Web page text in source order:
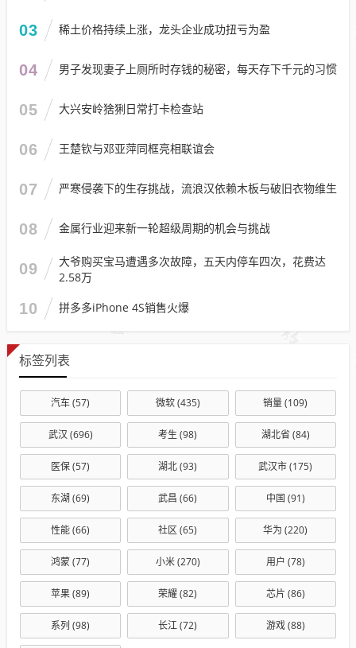
03 稀土价格持续上涨，龙头企业成功扭亏为盈
04 男子发现妻子上厕所时存钱的秘密，每天存下千元的习惯
05 大兴安岭猞猁日常打卡检查站
06 王楚钦与邓亚萍同框亮相联谊会
07 严寒侵袭下的生存挑战，流浪汉依赖木板与破旧衣物维生
08 金属行业迎来新一轮超级周期的机会与挑战
09
大爷购买宝马遭遇多次故障，五天内停车四次，花费达
2.58万
10 拼多多iPhone 4S销售火爆
标签列表
汽车(57) 微软(435) 销量(109)
武汉 (696) 考生 (98) 湖北省 (84)
医保(57) 湖北(93) 武汉市(175)
东湖 (69) 武昌 (66) 中国 (91)
性能(66) 社区 (65) 华为 (220)
鸿蒙(77) 小米(270) 用户 (78)
苹果(89) 荣耀(82) 芯片 (86)
系列 (98) 长江(72) 游戏(88)